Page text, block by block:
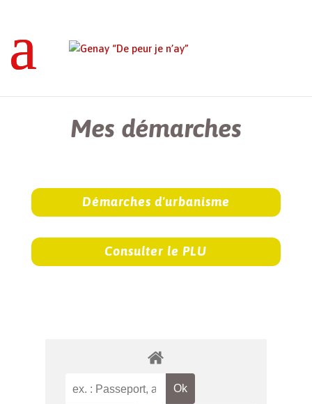
Mes démarches
Démarches d'urbanisme
Consulter le PLU